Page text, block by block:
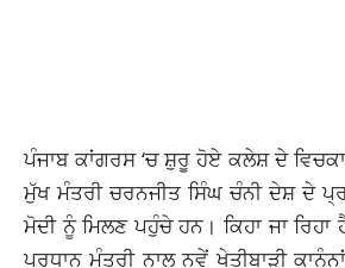
ਪੰਜਾਬ ਕਾਂਗਰਸ ‘ਚ ਸ਼ੁਰੂ ਹੋਏ ਕਲੇਸ਼ ਦੇ
ਮੁੱਖ ਮੰਤਰੀ ਚਰਨਜੀਤ ਸਿੰਘ ਚੰਨੀ ਦੇਸ਼ ਦੇ
ਮੋਦੀ ਨੂੰ ਮਿਲਣ ਪਹੁੰਚੇ ਹਨ। ਕਿਹਾ ਜਾ
ਪ੍ਰਧਾਨ ਮੰਤਰੀ ਨਾਲ ਨਵੇਂ ਖੇਤੀਬਾੜੀ